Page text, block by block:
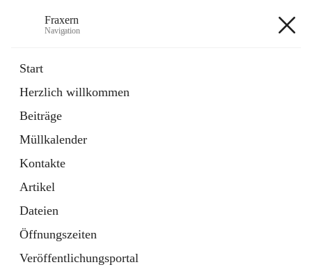
Fraxern
Navigation
Start
Herzlich willkommen
Beiträge
Müllkalender
Kontakte
Artikel
Dateien
Öffnungszeiten
Veröffentlichungsportal
Ordner
in
Tab
Formulare
Artikel
öffnet
in
neuem
Tab